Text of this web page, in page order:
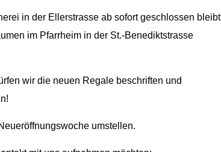
in der Ellerstrasse ab sofort geschlossen bleibt
im Pfarrheim in der St.-Benediktstrasse
wir die neuen Regale beschriften und
umstellen.